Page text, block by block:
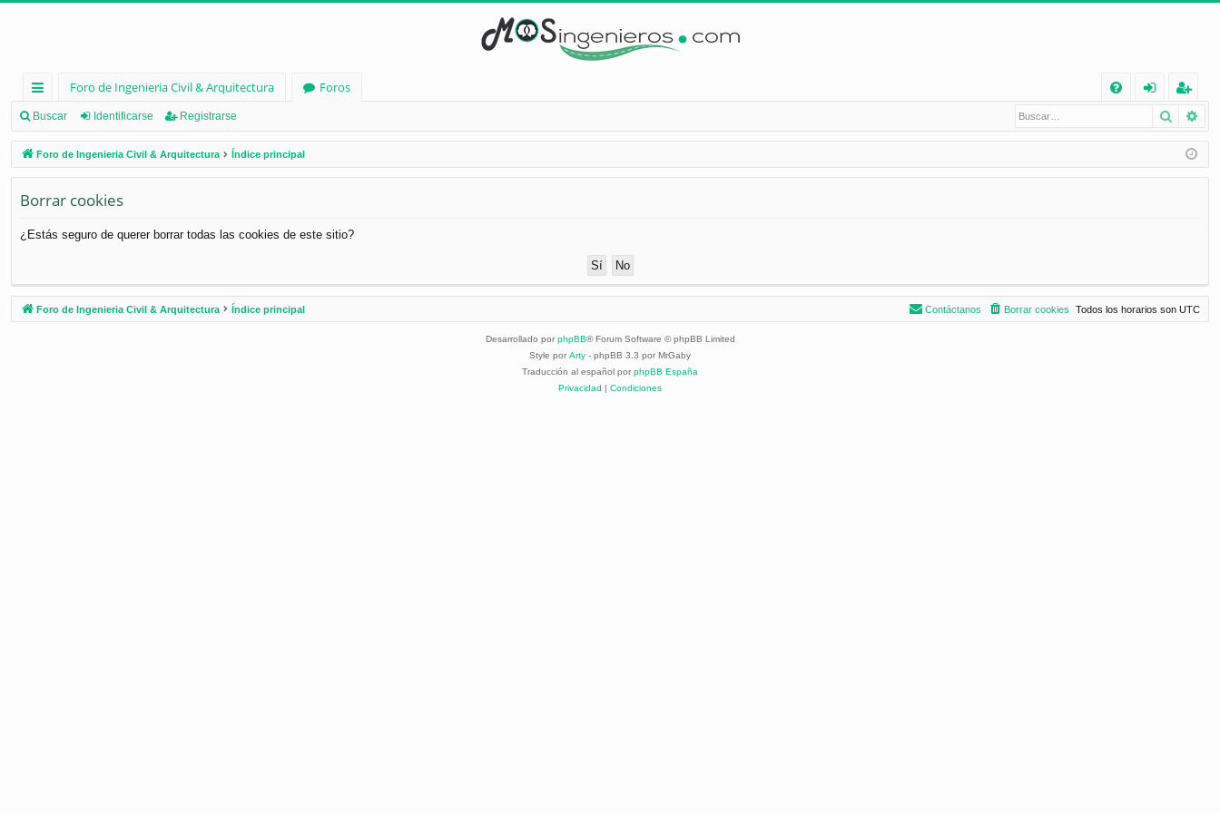
nl
ac
es
rá
pi
os
Foro de Ingenieria Civil & Arquitectura
Foros
Q
nt
ifi
eg
ist
ra
Buscar Identificarse Registrarse Buscar
Foro de Ingenieria Civil & Arquitectura Índice principal
Borrar cookies
¿Estás seguro de querer borrar todas las cookies de este sitio?
Foro de Ingenieria Civil & Arquitectura Índice principal Todos los horarios son UTC
Borrar cookies
Contáctanos
Desarrollado por phpBB® Forum Software © phpBB Limited
Style por Arty - phpBB 3.3 por MrGaby
Traducción al español por phpBB España
Privacidad | Condiciones